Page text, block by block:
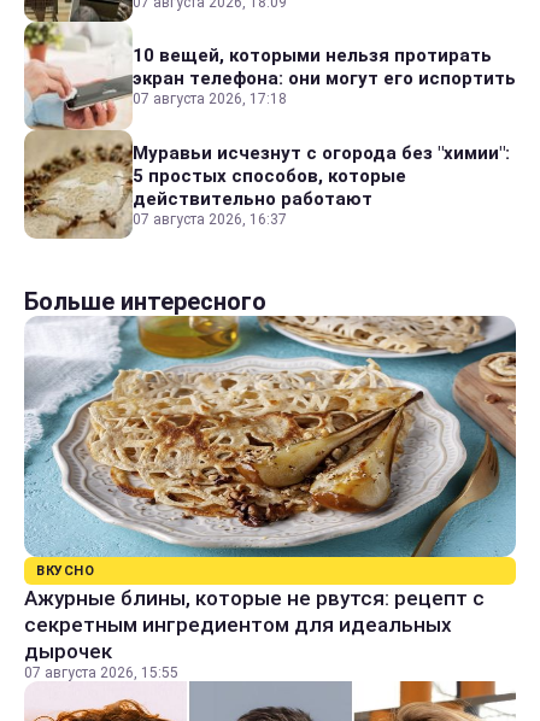
10 вещей, которыми нельзя протирать
экран телефона: они могут его испортить
07 августа 2026, 17:18
Муравьи исчезнут с огорода без "химии":
5 простых способов, которые
действительно работают
07 августа 2026, 16:37
Больше интересного
ВКУСНО
Ажурные блины, которые не рвутся: рецепт с
секретным ингредиентом для идеальных
дырочек
07 августа 2026, 15:55